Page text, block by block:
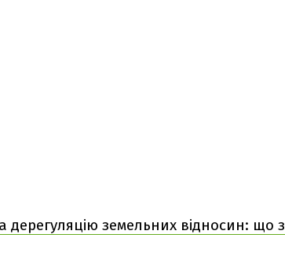
земельних відносин: що